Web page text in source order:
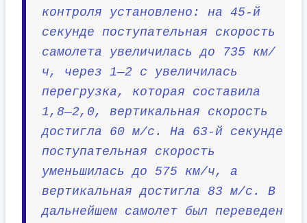
контроля установлено: на 45-й
секунде поступательная скорость
самолета увеличилась до 735 км/
ч, через 1—2 с увеличилась
перегрузка, которая составила
1,8—2,0, вертикальная скорость
достигла 60 м/с. На 63-й секунде
поступательная скорость
уменьшилась до 575 км/ч, а
вертикальная достигла 83 м/с. В
дальнейшем самолет был переведен